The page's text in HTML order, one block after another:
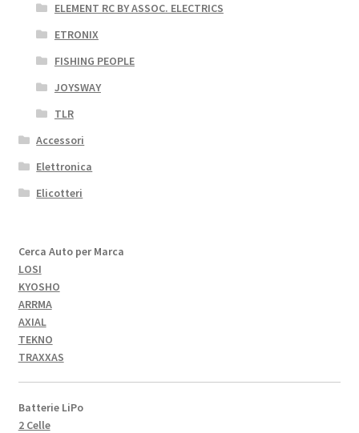
ELEMENT RC BY ASSOC. ELECTRICS
ETRONIX
FISHING PEOPLE
JOYSWAY
TLR
Accessori
Elettronica
Elicotteri
Cerca Auto per Marca
LOSI
KYOSHO
ARRMA
AXIAL
TEKNO
TRAXXAS
Batterie LiPo
2 Celle